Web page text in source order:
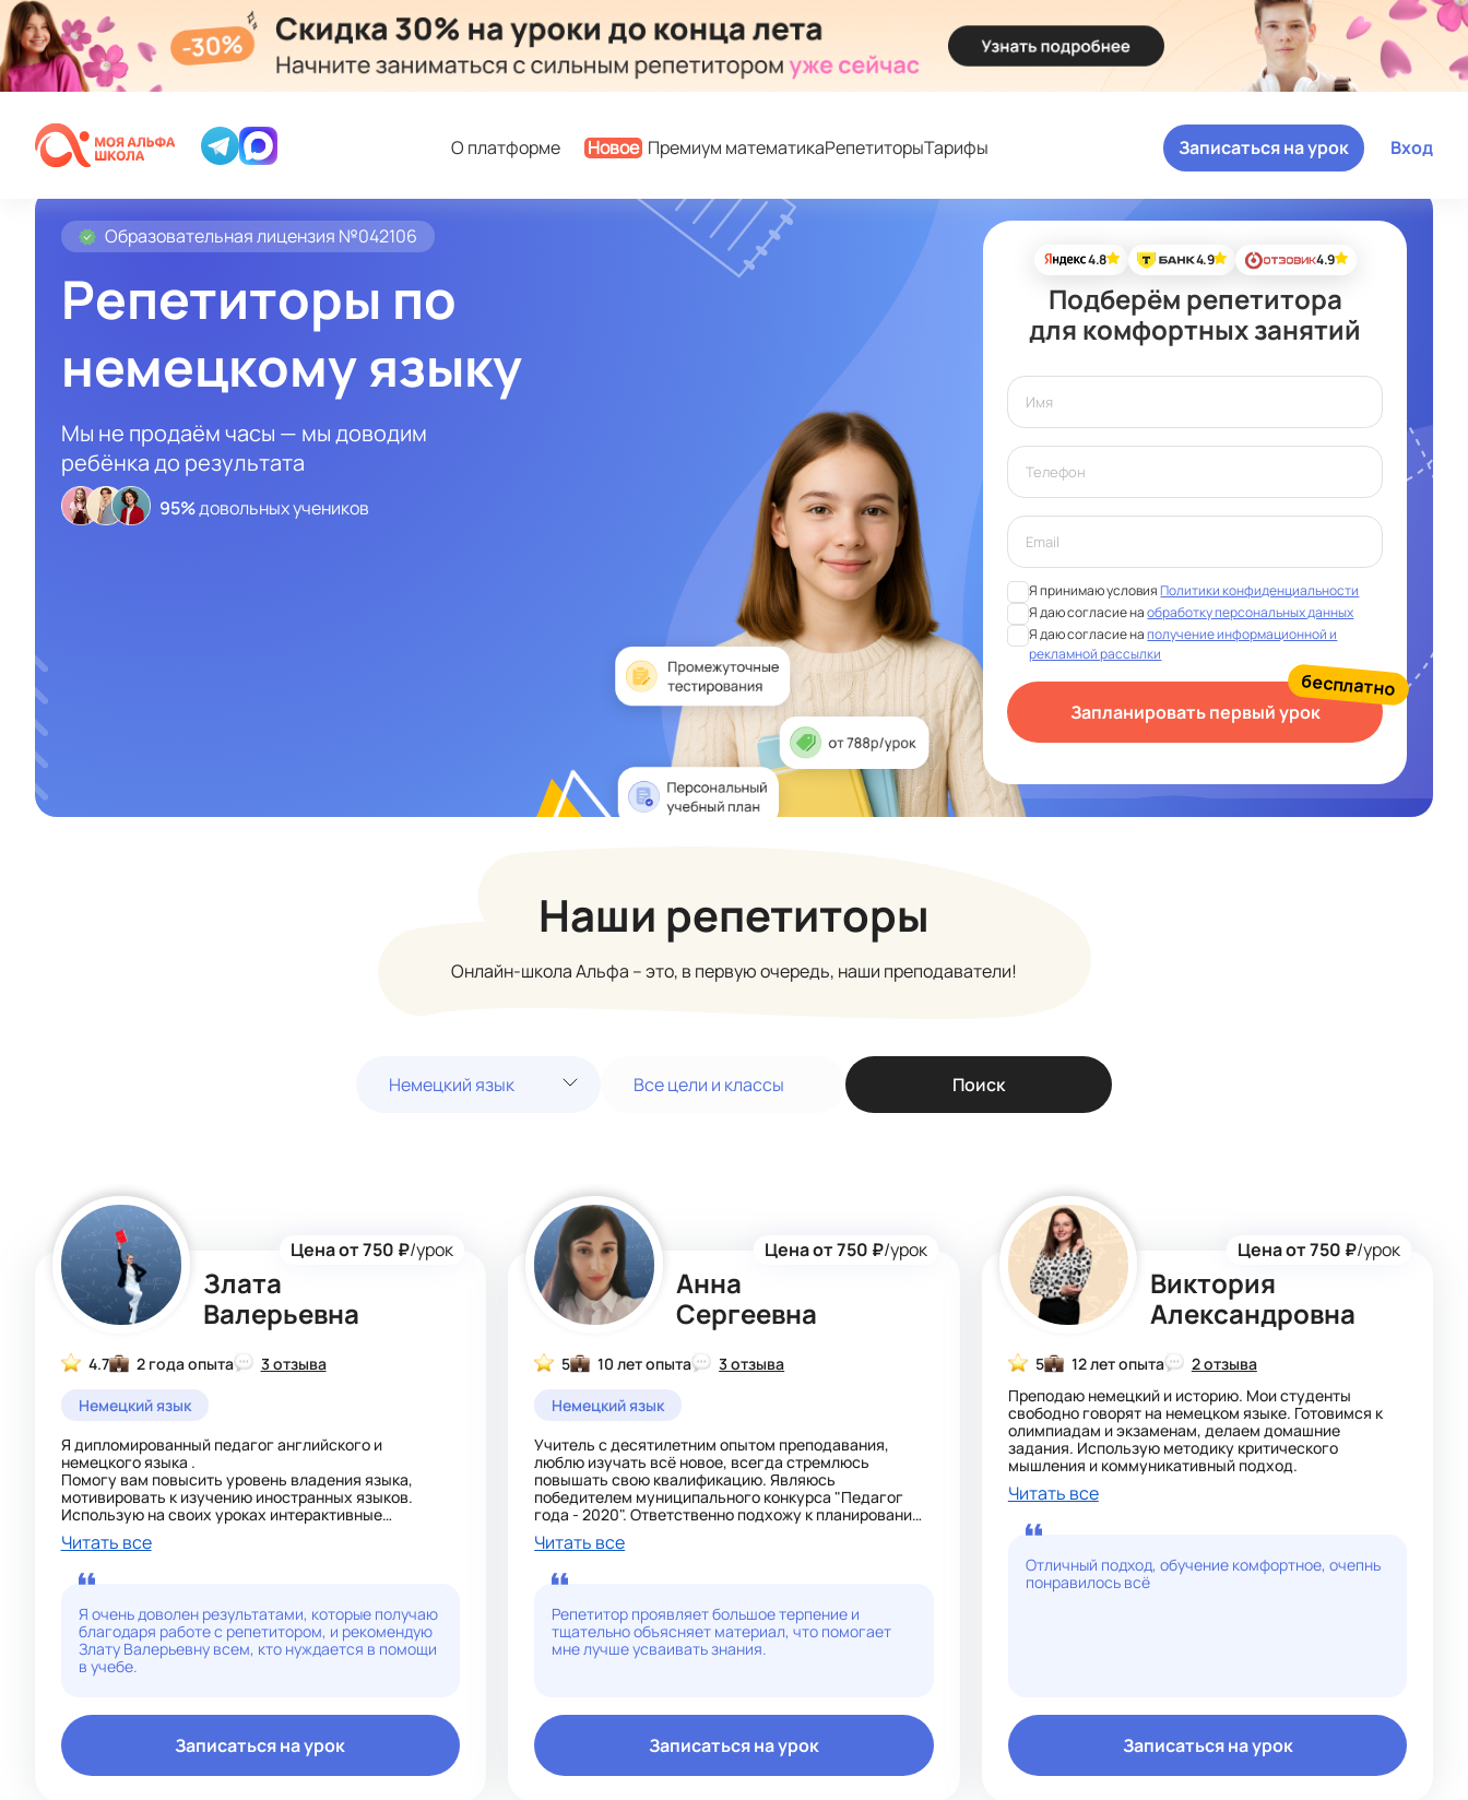
О платформе Новое Премиум математикаРепетиторыТарифы Вход
Записаться на урок
Образовательная лицензия №042106
Репетиторы по
немецкому языку
Мы не продаём часы — мы доводим
ребёнка до результата
95%довольных учеников
4.8 4.9 4.9
Подберём репетитора
для комфортных занятий
Я принимаю условияПолитики конфиденциальности
Я даю согласие наобработку персональных данных
Я даю согласие наполучение информационной и
рекламной рассылки
Запланировать первый урок
бесплатно
Наши репетиторы
Онлайн-школа Альфа – это, в первую очередь, наши преподаватели!
Немецкий язык Все цели и классы Поиск
Злата
Валерьевна
Цена от 750 ₽/урок
4.7 2 года опыта
3 отзыва
Немецкий язык
Я дипломированный педагог английского и
немецкого языка .
Помогу вам повысить уровень владения языка,
мотивировать к изучению иностранных языков.
Использую на своих уроках интерактивные
технологии , коммуникативную методику и
Уровень немецкого - b2
Читать все
Я очень доволен результатами, которые получаю
благодаря работе с репетитором, и рекомендую
Злату Валерьевну всем, кто нуждается в помощи
в учебе.
Записаться на урок
Анна
Сергеевна
Цена от 750 ₽/урок
5 10 лет опыта
3 отзыва
Немецкий язык
Учитель с десятилетним опытом преподавания,
люблю изучать всё новое, всегда стремлюсь
повышать свою квалификацию. Являюсь
победителем муниципального конкурса "Педагог
года - 2020". Ответственно подхожу к планированию
занятий, применяю различные методики в
зависимости от возраста, целей и индивидуальных
немецкого и итальянского языков с нуля, помощь в
успеваемости.
Читать все
Репетитор проявляет большое терпение и
тщательно объясняет материал, что помогает
мне лучше усваивать знания.
Записаться на урок
Виктория
Александровна
Цена от 750 ₽/урок
5 12 лет опыта
2 отзыва
Преподаю немецкий и историю. Мои студенты
свободно говорят на немецком языке. Готовимся к
олимпиадам и экзаменам, делаем домашние
задания. Использую методику критического
мышления и коммуникативный подход.
Читать все
Отличный подход, обучение комфортное, очепнь
понравилось всё
Записаться на урок